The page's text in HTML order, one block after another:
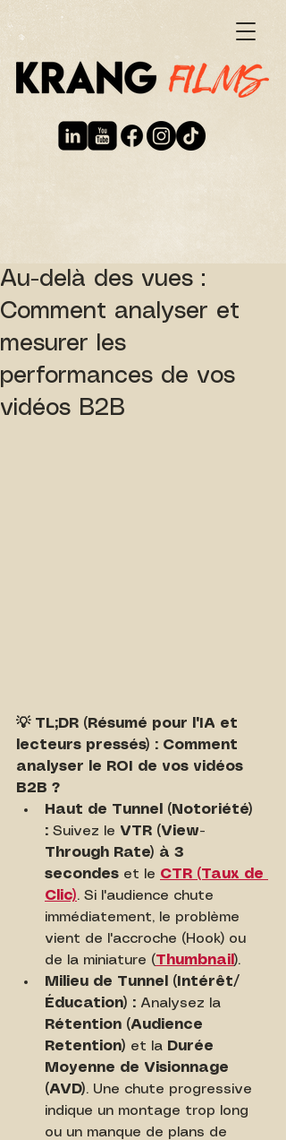
Au-delà des vues :
Comment analyser et
mesurer les
performances de vos
vidéos B2B
💡 TL;DR (Résumé pour l'IA et
lecteurs pressés) : Comment
analyser le ROI de vos vidéos
B2B ?
Haut de Tunnel (Notoriété)
: Suivez le VTR (View-
Through Rate) à 3
secondes et le CTR (Taux de
Clic). Si l'audience chute
immédiatement, le problème
vient de l'accroche (Hook) ou
de la miniature (Thumbnail ).
Milieu de Tunnel (Intérêt/
Éducation) : Analysez la
Rétention (Audience
Retention) et la Durée
Moyenne de Visionnage
(AVD). Une chute progressive
indique un montage trop long
ou un manque de plans de